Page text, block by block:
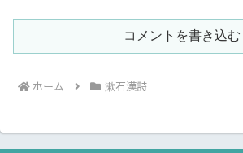
コメントを書き込む
ホーム 漱石漢詩